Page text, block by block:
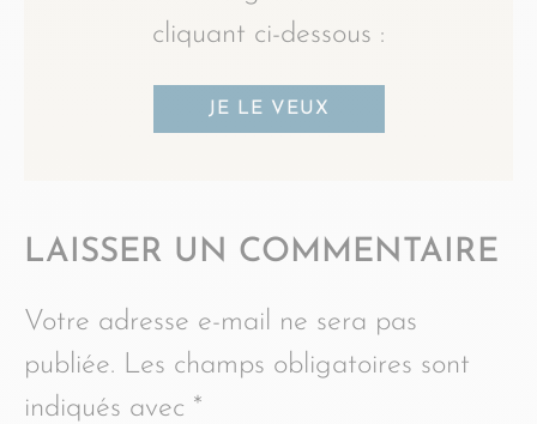
cliquant ci-dessous :
JE LE VEUX
LAISSER UN COMMENTAIRE
Votre adresse e-mail ne sera pas
publiée. Les champs obligatoires sont
indiqués avec *